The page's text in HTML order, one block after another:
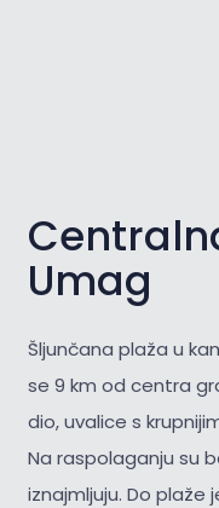
Umag
Šljunčana plaža u
se 9 km od centra
dio, uvalice s
Na raspolaganju su
iznajmljuju. Do